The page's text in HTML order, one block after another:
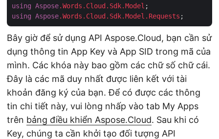
using Aspose.Words .Cloud .Sdk.Model
using Aspose.Words .Cloud .Sdk.Model .Requests
Bây giờ để sử dụng API Aspose.Cloud, bạn cần sử
dụng thông tin App Key và App SID trong mã của
mình. Các khóa này bao gồm các chữ số chữ cái.
Đây là các mã duy nhất được liên kết với tài
khoản đăng ký của bạn. Để có được các thông
tin chi tiết này, vui lòng nhấp vào tab My Apps
trên bảng điều khiển Aspose.Cloud. Sau khi có
Key, chúng ta cần khởi tạo đối tượng API